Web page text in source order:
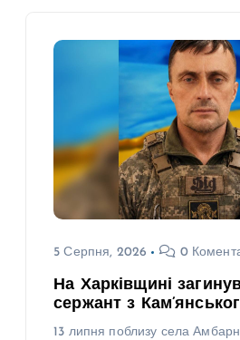
5 Серпня, 2026 0
На Харківщині
сержант з
13 липня поблизу села